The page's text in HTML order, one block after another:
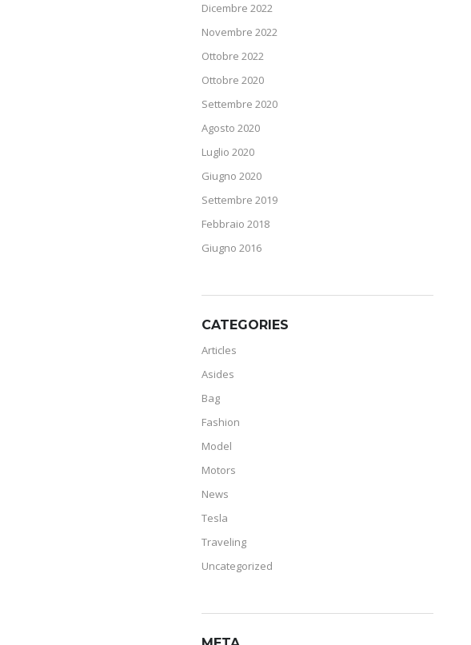
Dicembre 2022
Novembre 2022
Ottobre 2022
Ottobre 2020
Settembre 2020
Agosto 2020
Luglio 2020
Giugno 2020
Settembre 2019
Febbraio 2018
Giugno 2016
CATEGORIES
Articles
Asides
Bag
Fashion
Model
Motors
News
Tesla
Traveling
Uncategorized